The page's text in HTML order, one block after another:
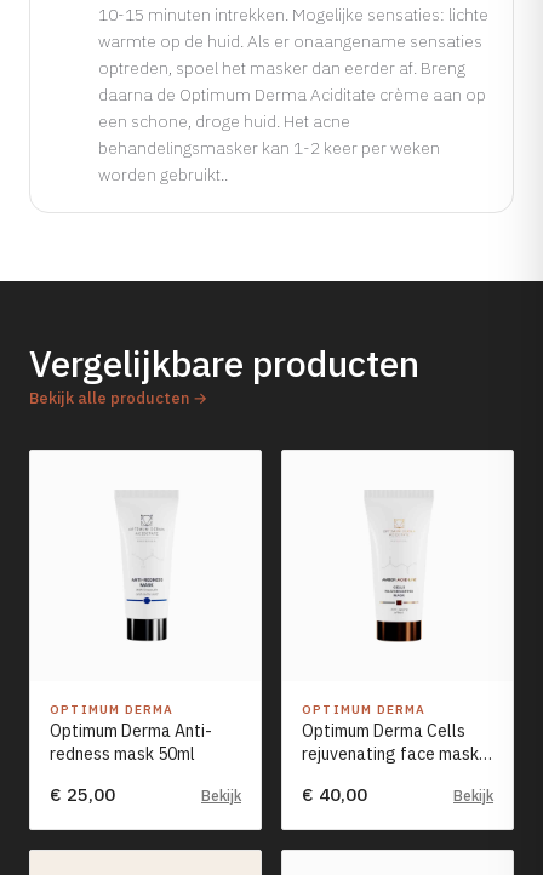
10-15 minuten intrekken. Mogelijke sensaties: lichte
warmte op de huid. Als er onaangename sensaties
optreden, spoel het masker dan eerder af. Breng
daarna de Optimum Derma Aciditate crème aan op
een schone, droge huid. Het acne
behandelingsmasker kan 1-2 keer per weken
worden gebruikt..
Vergelijkbare producten
Bekijk alle producten →
OPTIMUM DERMA
Optimum Derma Anti-
redness mask 50ml
€ 25,00 Bekijk
OPTIMUM DERMA
Optimum Derma Cells
rejuvenating face mask
€ 40,00 Bekijk